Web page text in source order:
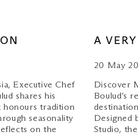
Executive Chef
shares his
honours tradition
seasonality
on the
A
20 May
Discover
Boulud’s
Designed
Studio,